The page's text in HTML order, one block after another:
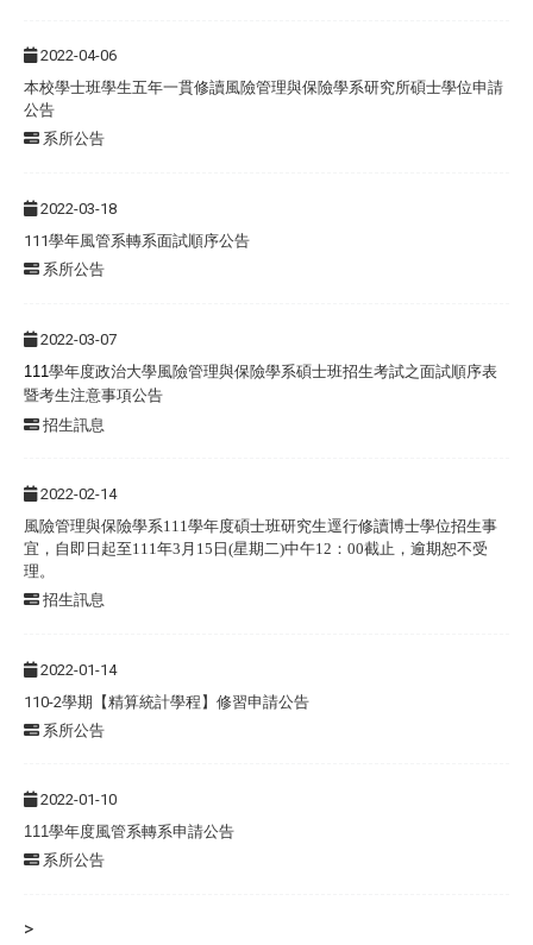
2022-04-06
本校學士班學生五年一貫修讀風險管理與保險學系研究所碩士學位申請
公告
系所公告
2022-03-18
111學年風管系轉系面試順序公告
系所公告
2022-03-07
111學年度政治大學風險管理與保險學系碩士班招生考試之面試順序表
暨考生注意事項公告
招生訊息
2022-02-14
風險管理與保險學系111學年度碩士班研究生逕行修讀博士學位招生事
宜，自即日起至111年3月15日(星期二)中午12：00截止，逾期恕不受
理。
招生訊息
2022-01-14
110-2學期【精算統計學程】修習申請公告
系所公告
2022-01-10
111學年度風管系轉系申請公告
系所公告
>